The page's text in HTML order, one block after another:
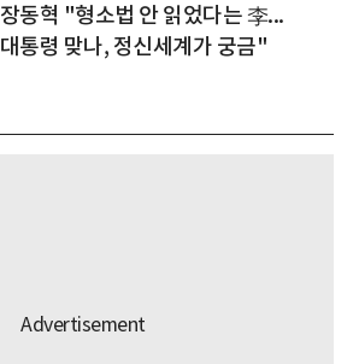
장동혁 "형소법 안 읽었다는 李...
대통령 맞나, 정신세계가 궁금"